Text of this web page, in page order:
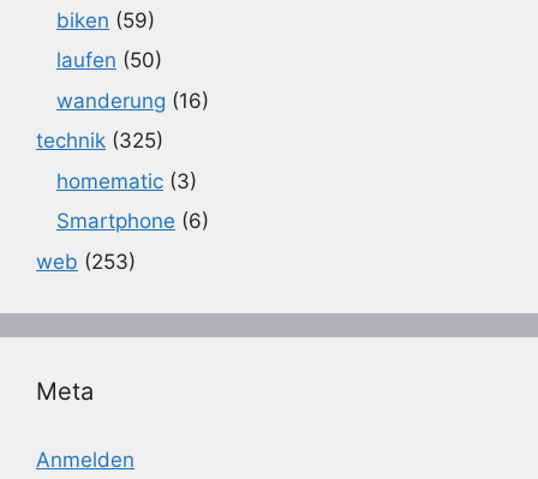
biken (59)
laufen (50)
wanderung (16)
technik (325)
homematic (3)
Smartphone (6)
web (253)
Meta
Anmelden